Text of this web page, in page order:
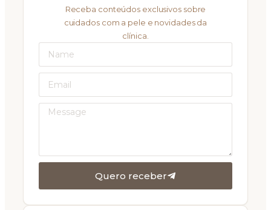
Receba conteúdos exclusivos sobre
cuidados com a pele e novidades da
clínica.
Quero receber